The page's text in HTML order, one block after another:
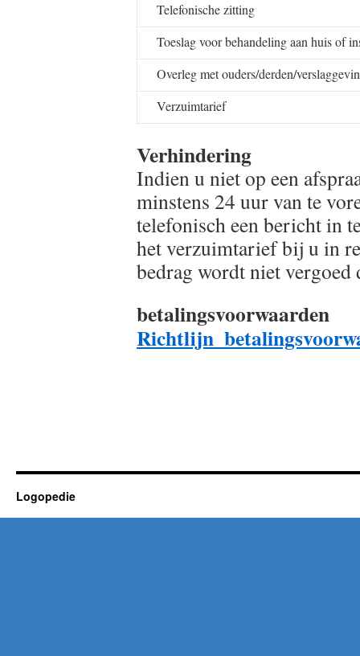
Telefonische zitting
Toeslag voor behandeling aan huis of
Overleg met ouders/derden/
Verzuimtarief
Verhindering
Indien u niet op een
minstens 24 uur van te
telefonisch een bericht in
het verzuimtarief bij u in
bedrag wordt niet vergoed
betalingsvoorwaarden
Logopedie